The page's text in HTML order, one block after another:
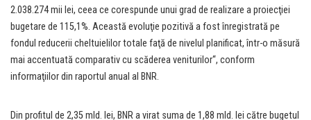
2.038.274 mii lei, ceea ce corespunde unui grad de realizare a proiecţiei
bugetare de 115,1%. Această evoluţie pozitivă a fost înregistrată pe
fondul reducerii cheltuielilor totale faţă de nivelul planificat, într-o măsură
mai accentuată comparativ cu scăderea veniturilor“, conform
informaţiilor din raportul anual al BNR.
Din profitul de 2,35 mld. lei, BNR a virat suma de 1,88 mld. lei către bugetul